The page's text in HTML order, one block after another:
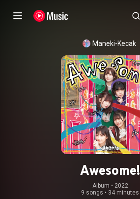
Maneki-Kecak
Awesome!
Album • 2022
9 songs • 34 minutes